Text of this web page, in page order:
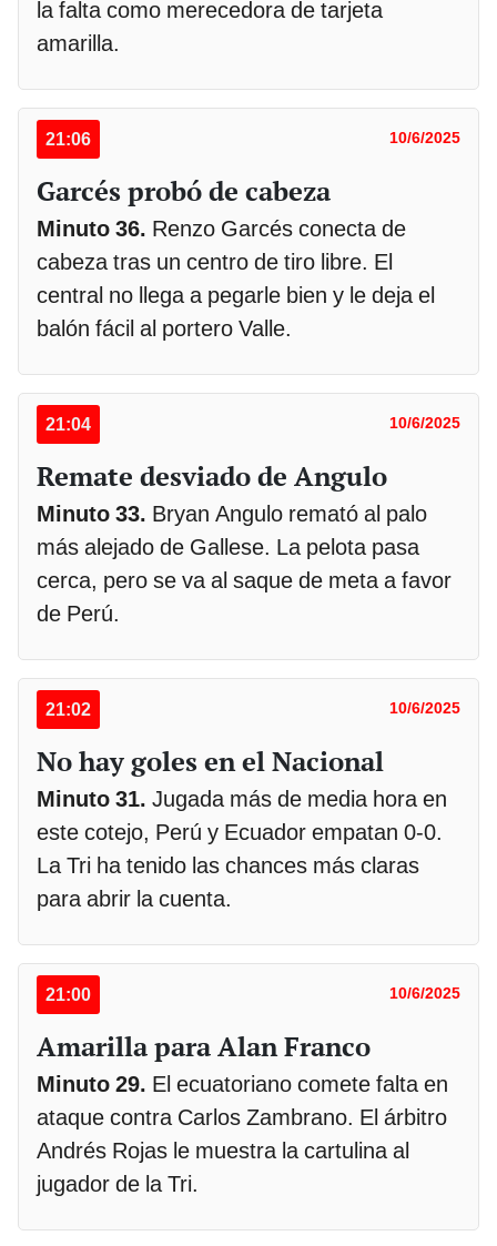
la falta como merecedora de tarjeta
amarilla.
21:06 10/6/2025
Garcés probó de cabeza
Minuto 36. Renzo Garcés conecta de
cabeza tras un centro de tiro libre. El
central no llega a pegarle bien y le deja el
balón fácil al portero Valle.
21:04 10/6/2025
Remate desviado de Angulo
Minuto 33. Bryan Angulo remató al palo
más alejado de Gallese. La pelota pasa
cerca, pero se va al saque de meta a favor
de Perú.
21:02 10/6/2025
No hay goles en el Nacional
Minuto 31. Jugada más de media hora en
este cotejo, Perú y Ecuador empatan 0-0.
La Tri ha tenido las chances más claras
para abrir la cuenta.
21:00 10/6/2025
Amarilla para Alan Franco
Minuto 29. El ecuatoriano comete falta en
ataque contra Carlos Zambrano. El árbitro
Andrés Rojas le muestra la cartulina al
jugador de la Tri.